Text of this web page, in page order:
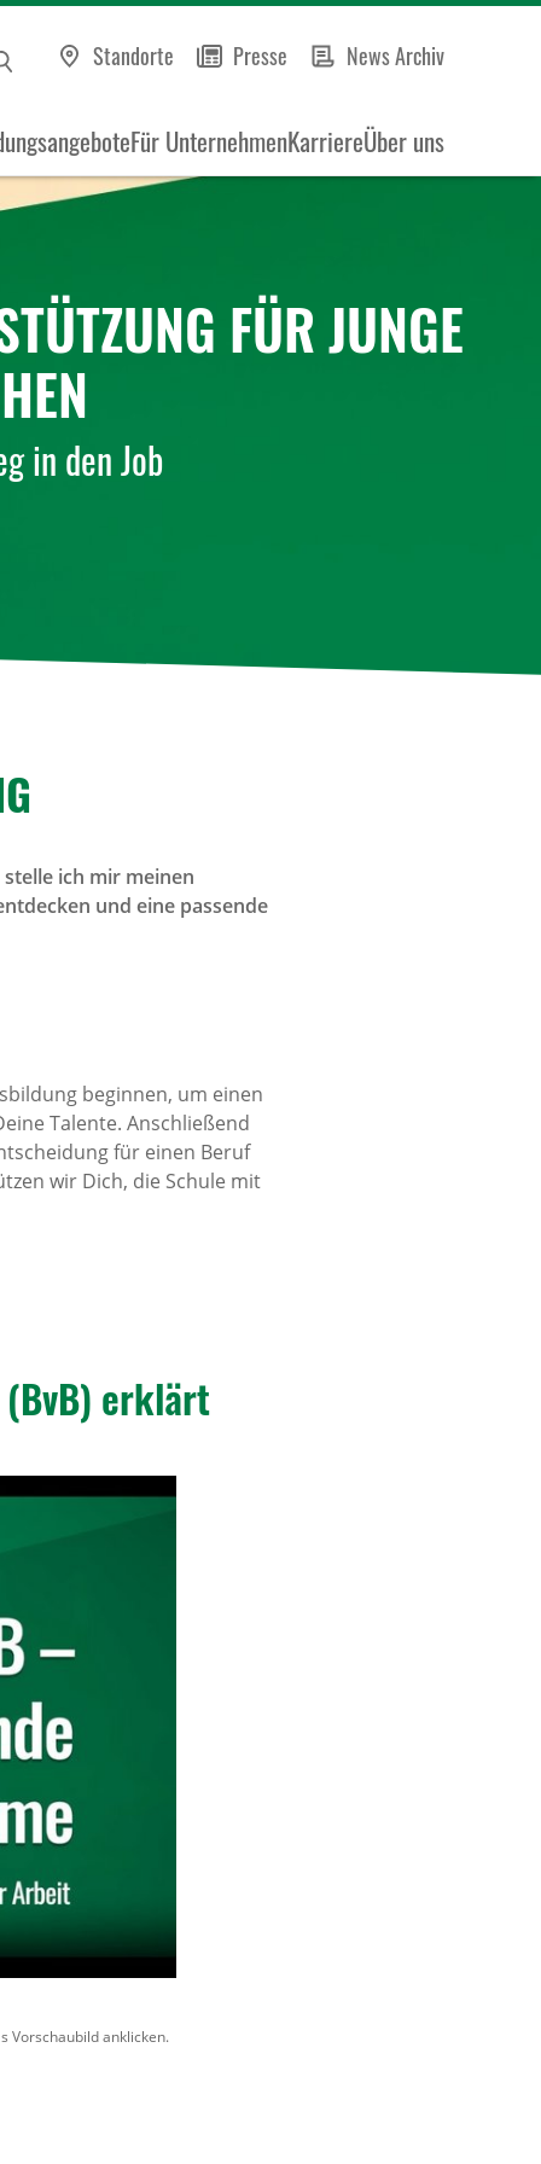
Standorte Presse News Archiv
Für UnternehmenKarriereÜber uns
FÜR JUNGE
in den Job
ich mir meinen
und eine passende
beginnen, um einen
Talente. Anschließend
für einen Beruf
wir Dich, die Schule mit
erklärt
Vorschaubild anklicken.